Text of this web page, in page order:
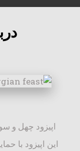
اپیزود چهل و